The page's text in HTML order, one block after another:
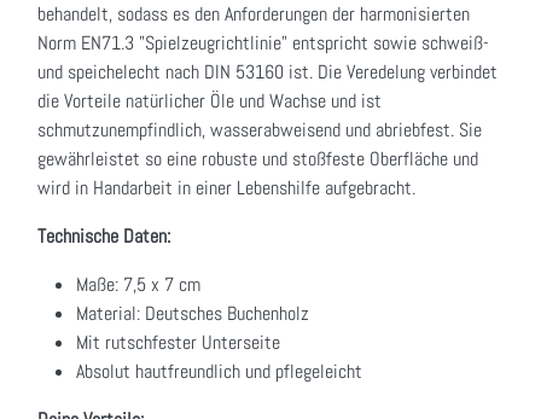
behandelt, sodass es den Anforderungen der harmonisierten
Norm EN71.3 "Spielzeugrichtlinie" entspricht sowie schweiß-
und speichelecht nach DIN 53160 ist. Die Veredelung verbindet
die Vorteile natürlicher Öle und Wachse und ist
schmutzunempfindlich, wasserabweisend und abriebfest. Sie
gewährleistet so eine robuste und stoßfeste Oberfläche und
wird in Handarbeit in einer Lebenshilfe aufgebracht.
Technische Daten:
Maße: 7,5 x 7 cm
Material: Deutsches Buchenholz
Mit rutschfester Unterseite
Absolut hautfreundlich und pflegeleicht